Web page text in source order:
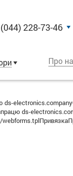
(044) 228-73-46
Про
ds-
ds-